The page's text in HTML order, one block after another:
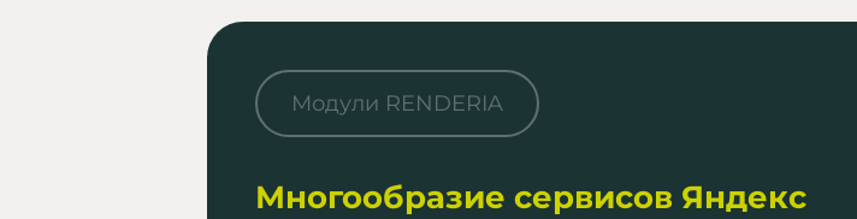
Модули RENDERIA
Многообразие сервисов Яндекс